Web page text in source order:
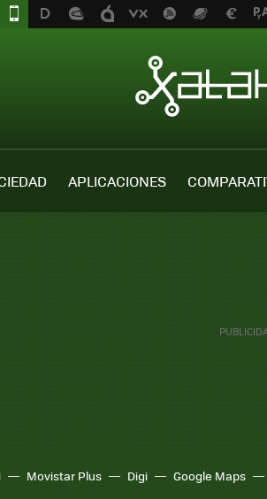
APLICACIONES
Movistar Plus Digi Google Maps